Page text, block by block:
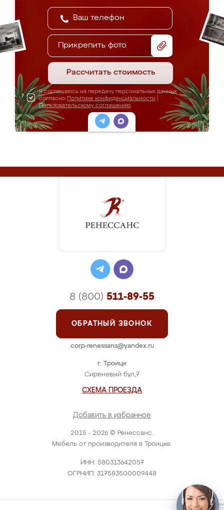
Прикрепить фото
Рассчитать стоимость
Я соглашаюсь на передачу персональных данных
согласно Политике конфиденциальности
Пользовательскому соглашению
2015 - 2026 © Ренессанс.
Мебель от производителя в Троицке.
ИНН: 580313642057
ОГРНИП: 317583500009448
г. Троицк
Сиреневый бул,7
СХЕМА ПРОЕЗДА
Добавить в избранное
8 (800) 511-89-55
ОБРАТНЫЙ ЗВОНОК
corp-renessans@yandex.ru